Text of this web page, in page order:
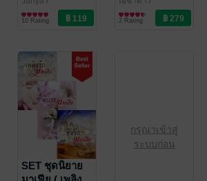
Rosequartz_writer
นิยายโรมานซ์
10 Rating
Rosequartz_writer
นิยายโรมานซ์
2 Rating
SET ชุดนิยาย
กรุณาเข้าสู่
ระบบก่อน